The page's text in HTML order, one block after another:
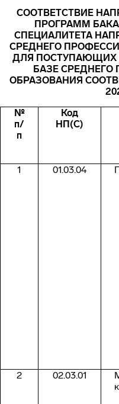
СООТВЕТСТВИЕ
ПРОГРАММ
СПЕЦИАЛИТЕТА
СРЕДНЕГО
ДЛЯ ПОСТУПАЮЩИХ
БАЗЕ
ОБРАЗОВАНИЯ
№
п/
п
Код
НП(С)
1 01.03.04
2 02.03.01